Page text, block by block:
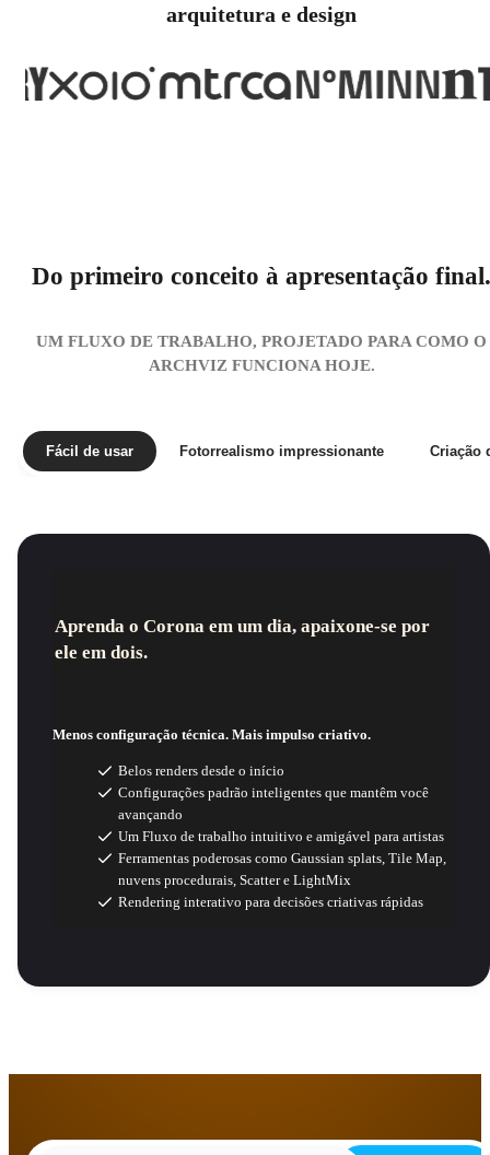
arquitetura e design
Do primeiro conceito à apresentação final.
UM FLUXO DE TRABALHO, PROJETADO PARA COMO O
ARCHVIZ FUNCIONA HOJE.
Fácil de usar Fotorrealismo impressionante Criação
Aprenda o Corona em um dia, apaixone-se por
ele em dois.
Menos configuração técnica. Mais impulso criativo.
Belos renders desde o início
Configurações padrão inteligentes que mantêm você
avançando
Um Fluxo de trabalho intuitivo e amigável para artistas
Ferramentas poderosas como Gaussian splats, Tile Map,
nuvens procedurais, Scatter e LightMix
Rendering interativo para decisões criativas rápidas